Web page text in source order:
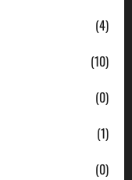
(4)
(10)
(0)
(1)
(0)